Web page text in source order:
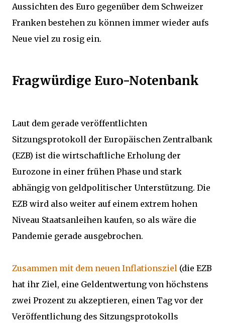
Aussichten des Euro gegenüber dem Schweizer
Franken bestehen zu können immer wieder aufs
Neue viel zu rosig ein.
Fragwürdige Euro-Notenbank
Laut dem gerade veröffentlichten
Sitzungsprotokoll der Europäischen Zentralbank
(EZB) ist die wirtschaftliche Erholung der
Eurozone in einer frühen Phase und stark
abhängig von geldpolitischer Unterstützung. Die
EZB wird also weiter auf einem extrem hohen
Niveau Staatsanleihen kaufen, so als wäre die
Pandemie gerade ausgebrochen.
Zusammen mit dem neuen Inflationsziel (die EZB
hat ihr Ziel, eine Geldentwertung von höchstens
zwei Prozent zu akzeptieren, einen Tag vor der
Veröffentlichung des Sitzungsprotokolls